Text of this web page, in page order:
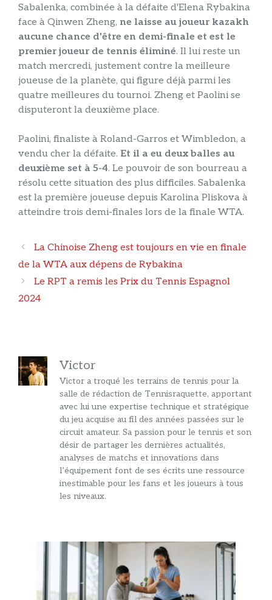
Sabalenka, combinée à la défaite d'Elena Rybakina
face à Qinwen Zheng, ne laisse au joueur kazakh
aucune chance d'être en demi-finale et est le
premier joueur de tennis éliminé. Il lui reste un
match mercredi, justement contre la meilleure
joueuse de la planète, qui figure déjà parmi les
quatre meilleures du tournoi. Zheng et Paolini se
disputeront la deuxième place.
Paolini, finaliste à Roland-Garros et Wimbledon, a
vendu cher la défaite. Et il a eu deux balles au
deuxième set à 5-4. Le pouvoir de son bourreau a
résolu cette situation des plus difficiles. Sabalenka
est la première joueuse depuis Karolina Pliskova à
atteindre trois demi-finales lors de la finale WTA.
Navigation
des
articles
La Chinoise Zheng est toujours en vie en finale
de la WTA aux dépens de Rybakina
Le RPT a remis les Prix du Tennis Espagnol
2024
Victor
Victor a troqué les terrains de tennis pour la
salle de rédaction de Tennisraquette, apportant
avec lui une expertise technique et stratégique
du jeu acquise au fil des années passées sur le
circuit amateur. Sa passion pour le tennis et son
désir de partager les dernières actualités,
analyses de matchs et innovations dans
l’équipement font de ses écrits une ressource
inestimable pour les fans et les joueurs à tous
les niveaux.